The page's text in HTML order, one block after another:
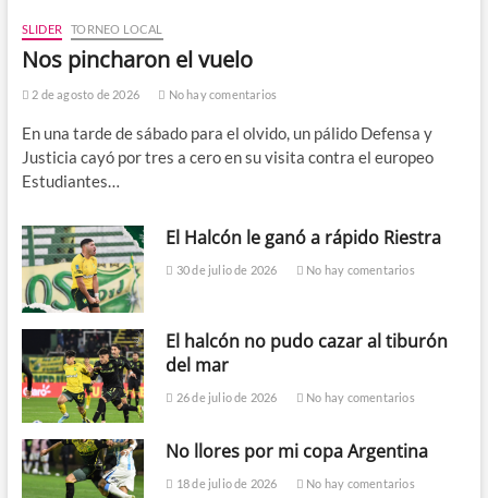
SLIDER TORNEO LOCAL
Nos pincharon el vuelo
2 de agosto de 2026 No hay comentarios
En una tarde de sábado para el olvido, un pálido Defensa y
Justicia cayó por tres a cero en su visita contra el europeo
Estudiantes…
El Halcón le ganó a rápido Riestra
30 de julio de 2026 No hay comentarios
El halcón no pudo cazar al tiburón
del mar
26 de julio de 2026 No hay comentarios
No llores por mi copa Argentina
18 de julio de 2026 No hay comentarios